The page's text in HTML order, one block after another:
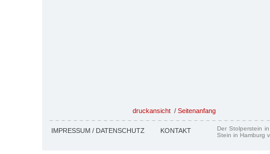
druckansicht / Seitenanfang
IMPRESSUM / DATENSCHUTZ KONTAKT
Der Stolperstein
Stein in Hamburg